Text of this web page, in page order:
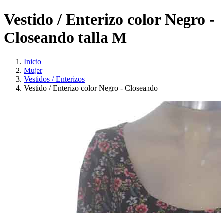
Vestido / Enterizo color Negro -
Closeando talla M
Inicio
Mujer
Vestidos / Enterizos
Vestido / Enterizo color Negro - Closeando